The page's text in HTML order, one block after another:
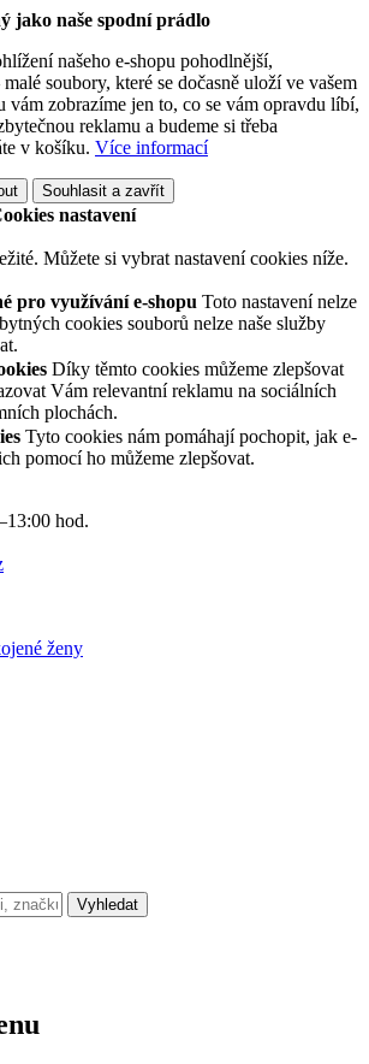
jako naše spodní prádlo
našeho e-shopu pohodlnější,
soubory, které se dočasně uloží ve vašem
zobrazíme jen to, co se vám opravdu líbí,
reklamu a budeme si třeba
v košíku. Více informací
Souhlasit a zavřít
nastavení
Můžete si vybrat nastavení cookies níže.
pro využívání e-shopu Toto nastavení nelze
cookies souborů nelze naše služby
Díky těmto cookies můžeme zlepšovat
Vám relevantní reklamu na sociálních
plochách.
Tyto cookies nám pomáhají pochopit, jak e-
pomocí ho můžeme zlepšovat.
hod.
ženy
Vyhledat